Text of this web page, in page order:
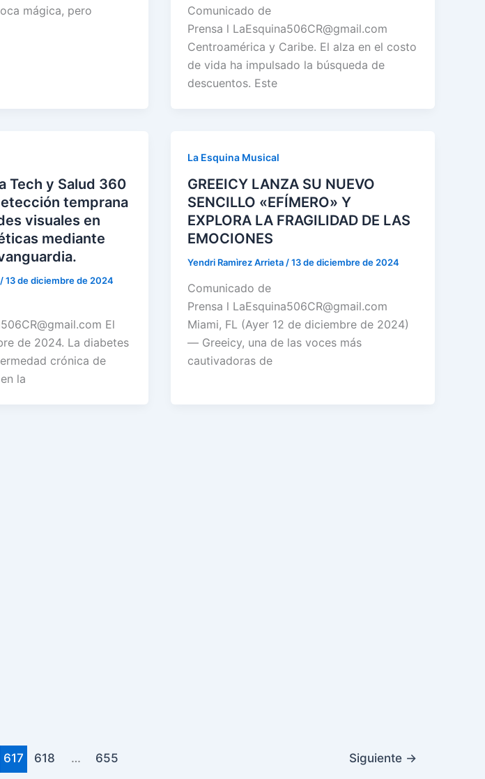
mágica, pero
Comunicado de
Prensa l LaEsquina506CR@gmail.com
Centroamérica y Caribe. El alza en el costo
de vida ha impulsado la búsqueda de
descuentos. Este
Tech y Salud 360
temprana
visuales en
mediante
/13 de diciembre de 2024
El
de 2024. La diabetes
crónica de
la
La Esquina Musical
GREEICY LANZA SU NUEVO
SENCILLO «EFÍMERO» Y
EXPLORA LA FRAGILIDAD DE LAS
EMOCIONES
Yendri Ramìrez Arrieta /13 de diciembre de 2024
Comunicado de
Prensa l LaEsquina506CR@gmail.com
Miami, FL (Ayer 12 de diciembre de 2024)
— Greeicy, una de las voces más
cautivadoras de
617 618 … 655 Siguiente →